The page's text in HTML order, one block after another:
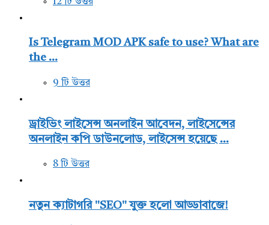
Is Telegram MOD APK safe to use? What are
the ...
9 টি উত্তর
ড্রাইভিং লাইসেন্স অনলাইন আবেদন, লাইসেন্সের
অনলাইন কপি ডাউনলোড, লাইসেন্স হয়েছে ...
8 টি উত্তর
নতুন ক্যাটাগরি "SEO" যুক্ত হলো আড্ডাবাজে!